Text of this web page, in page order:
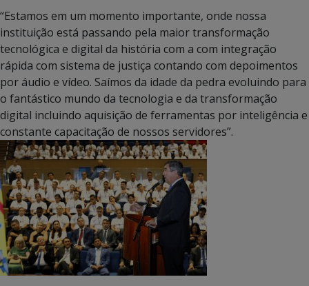
“Estamos em um momento importante, onde nossa
instituição está passando pela maior transformação
tecnológica e digital da história com a com integração
rápida com sistema de justiça contando com depoimentos
por áudio e vídeo. Saímos da idade da pedra evoluindo para
o fantástico mundo da tecnologia e da transformação
digital incluindo aquisição de ferramentas por inteligência e
constante capacitação de nossos servidores”.